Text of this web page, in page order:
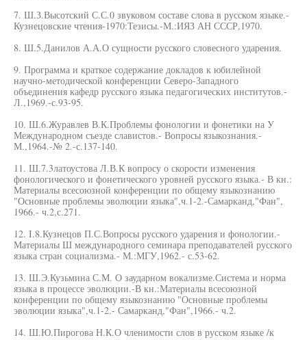
7. Ш.З.Высотский С.С.0 звуковом составе слова в русском языке.-
Кузнецовские чтения-1970:Тезисы.-М.:ИЯЗ АН СССР,1970.
8. Ш.5.Данилов А.А.О сущности русского словесного ударения.
9. Программа и краткое содержание докладов к юбилейной
научно-методической конференции Северо-Западного
объединения кафедр русского языка педагогических институтов.-
Л.,1969.-с.93-95.
10. Ш.6.Журавлев В.К.Проблемы фонологии и фонетики на У
Международном съезде славистов.- Вопросы языкознания.-
М.,1964.-№ 2.-с.137-140.
11. Ш.7.3латоустова Л.В.К вопросу о скорости изменения
фонологического и фонетического уровней русского языка.- В кн.:
Материалы всесоюзной конференции по общему языкознанию
"Основные проблемы эволюции языка",ч.1-2.-Самарканд,"Фан",
1966.- ч.2,с.271.
12. I.8.Кузнецов П.С.Вопросы русского ударения и фонологии.-
Материалы Ш международного семинара преподавателей русского
языка стран социализма.- М.:МГУ,1962.- с.53-62.
13. Ш.Э.Кузьмина С.М. О заударном вокализме.Система и норма
языка в процессе эволюции.-В кн.:Материалы всесоюзной
конференции по общему языкознанию "Основные проблемы
эволюции языка",ч.1-2.- Самарканд,"Фан",1966.- ч.2.
14. Ш.Ю.Пирогова Н.К.О членимости слов в русском языке /к